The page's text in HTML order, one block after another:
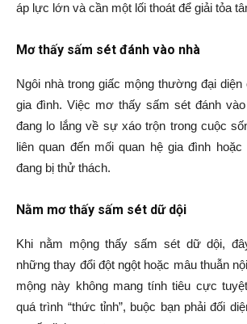
áp lực lớn và cần một lối thoát để giải tỏa
Mơ thấy sấm sét đánh vào nhà
Ngôi nhà trong giấc mộng thường đại diện
gia đình. Việc mơ thấy sấm sét đánh
đang lo lắng về sự xáo trộn trong cuộc
liên quan đến mối quan hệ gia đình hoặc
đang bị thử thách.
Nằm mơ thấy sấm sét dữ dội
Khi nằm mộng thấy sấm sét dữ dội,
những thay đổi đột ngột hoặc mâu thuẫn
mộng này không mang tính tiêu cực
quá trình “thức tỉnh”, buộc bạn phải đối